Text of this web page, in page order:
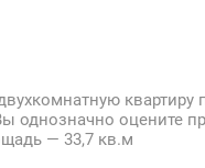
однозначно оцените
— 33,7 кв.м